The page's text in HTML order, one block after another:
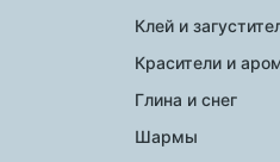
Клей и
Красители и
Глина и снег
Шармы